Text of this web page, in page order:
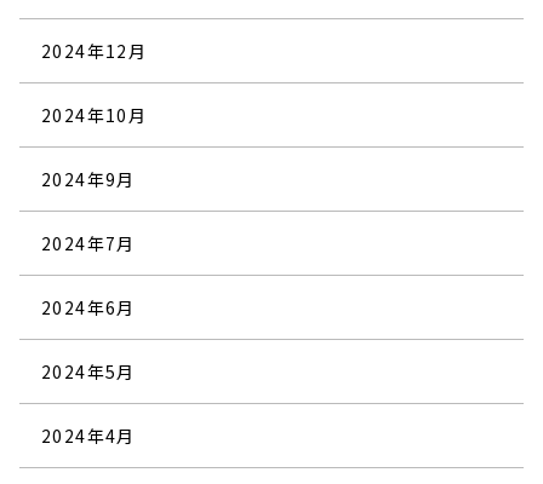
2024年12月
2024年10月
2024年9月
2024年7月
2024年6月
2024年5月
2024年4月